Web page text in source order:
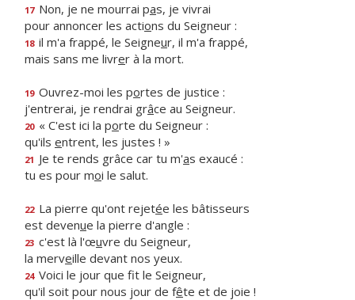
17 Non, je ne mourrai pas, je vivrai
pour annoncer les actions du Seigneur :
18 il m'a frappé, le Seigneur, il m'a frappé,
mais sans me livrer à la mort.
19 Ouvrez-moi les portes de justice :
j'entrerai, je rendrai grâce au Seigneur.
20 « C'est ici la porte du Seigneur :
qu'ils entrent, les justes ! »
21 Je te rends grâce car tu m'as exaucé :
tu es pour moi le salut.
22 La pierre qu'ont rejetée les bâtisseurs
est devenue la pierre d'angle :
23 c'est là l'œuvre du Seigneur,
la merveille devant nos yeux.
24 Voici le jour que ft le Seigneur,
qu'il soit pour nous jour de fête et de joie !